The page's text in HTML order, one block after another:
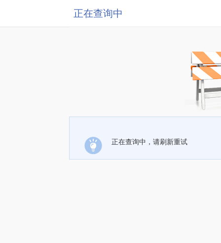
正在查询中
正在查询中，请刷新重试